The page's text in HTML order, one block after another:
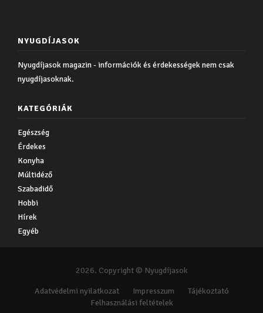
NYUGDÍJASOK
Nyugdíjasok magazin - információk és érdekességek nem csak
nyugdíjasoknak.
KATEGÓRIÁK
Egészség
Érdekes
Konyha
Múltidéző
Szabadidő
Hobbi
Hírek
Egyéb
2026. Copyright © Nyugdíjasok
Adatvédelmi nyilatkozat Impresszum
Tájékoztató
Felhasználási feltételek